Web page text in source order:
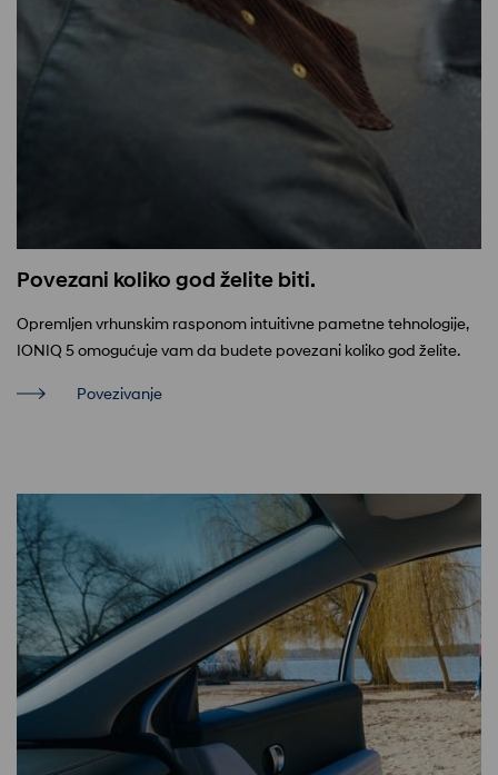
Povezani koliko god želite biti.
Opremljen vrhunskim rasponom intuitivne pametne tehnologije,
IONIQ 5 omogućuje vam da budete povezani koliko god želite.
Povezivanje